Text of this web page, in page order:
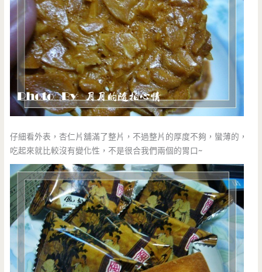
仔細看外表，杏仁片舖滿了整片，不過整片的厚度不夠，蠻薄的，
吃起來就比較沒有變化性，不是很合我們兩個的胃口~